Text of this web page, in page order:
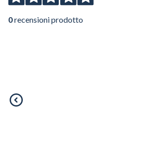
0recensioni prodotto